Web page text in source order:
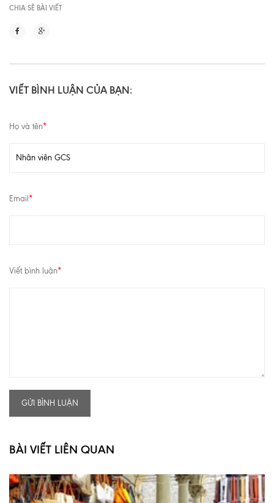
CHIA SẼ BÀI VIẾT
VIẾT BÌNH LUẬN CỦA BẠN:
Họ và tên*
Email *
Viết bình luận*
GỬI BÌNH LUẬN
BÀI VIẾT LIÊN QUAN